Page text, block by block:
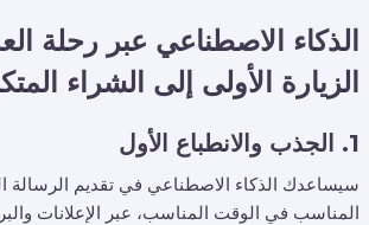
الذكاء الاصطناعي عبر رحلة
الزيارة الأولى إلى الشراء
1. الجذب والانطباع الأول
سيساعدك الذكاء الاصطناعي في تقديم الرسالة
المناسب في الوقت المناسب، عبر الإعلانات